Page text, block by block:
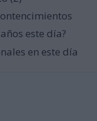
este día?
en este día